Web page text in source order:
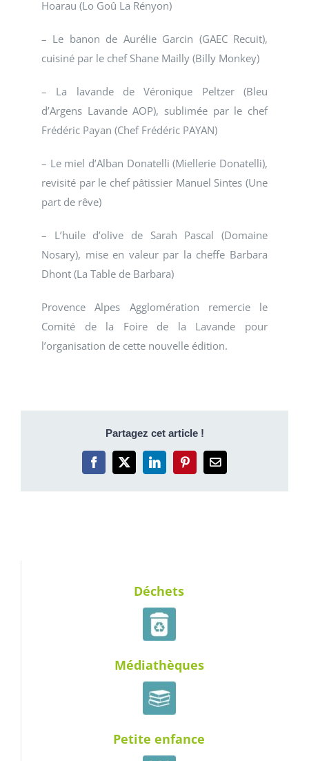
Hoarau (Lo Goû La Rényon)
– Le banon de Aurélie Garcin (GAEC Recuit),
cuisiné par le chef Shane Mailly (Billy Monkey)
– La lavande de Véronique Peltzer (Bleu
d’Argens Lavande AOP), sublimée par le chef
Frédéric Payan (Chef Frédéric PAYAN)
– Le miel d’Alban Donatelli (Miellerie Donatelli),
revisité par le chef pâtissier Manuel Sintes (Une
part de rêve)
– L’huile d’olive de Sarah Pascal (Domaine
Nosary), mise en valeur par la cheffe Barbara
Dhont (La Table de Barbara)
Provence Alpes Agglomération remercie le
Comité de la Foire de la Lavande pour
l’organisation de cette nouvelle édition.
Partagez cet article !
Facebook
X LinkedInPinterestEmail
Déchets
Médiathèques
Petite enfance